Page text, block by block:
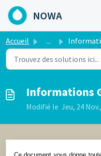
Passer au contenu principal
NOWA
Accueil ...
Informations
Modifié le Jeu, 24